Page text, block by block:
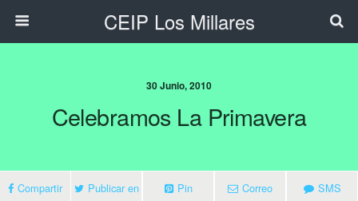
CEIP Los Millares
30 Junio, 2010
Celebramos La Primavera
Compartir
Publicar en
Pin
Correo
SMS